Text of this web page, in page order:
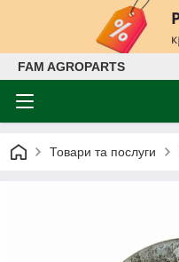
FAM AGROPARTS
Товари та послуги